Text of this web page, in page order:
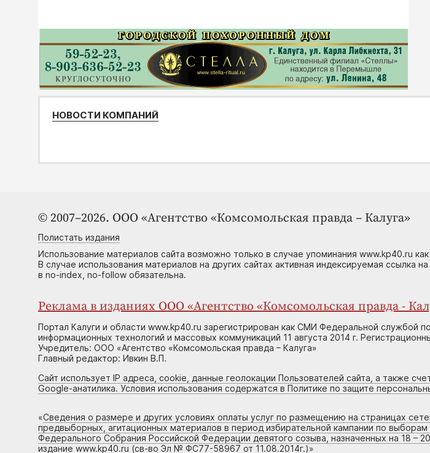
НОВОСТИ КОМПАНИЙ
© 2007–2026. ООО «Агентство «Комсомольская правда – Калуга»
Полистать издания
Использование материалов сайта возможно только в случае упоминания www.kp40.ru
В случае использования материалов на других сайтах активная индексируемая ссылка
в no-index, no-follow обязательна.
Реклама в изданиях ООО «Агентство «Комсомольская правда -
Портал Калуги и области www.kp40.ru зарегистрирован как СМИ Федеральной службой
информационных технологий и массовых коммуникаций 11 августа 2014 г.
Учредитель: ООО «Агентство «Комсомольская правда – Калуга»
Главный редактор: Ивкин В.П.
Сайт использует IP адреса, cookie, данные геолокации Пользователей сайта, а также
Google-анатилика. Условия использования содержатся в Политике по защите
«Сведения о размере и других условиях оплаты услуг по размещению на страницах
предвыборных, агитационных материалов в период избирательной кампании по
Федерального Собрания Российской Федерации девятого созыва, назначенных на 18 –
издание www.kp40.ru (св-во Эл № ФС77-58967 от 11.08.2014г.)»